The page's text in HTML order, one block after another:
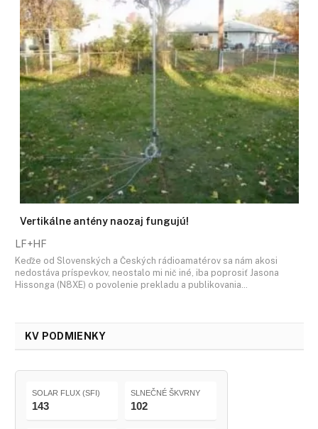
Vertikálne antény naozaj fungujú!
LF+HF
Keďže od Slovenských a Českých rádioamatérov sa nám akosi
nedostáva príspevkov, neostalo mi nič iné, iba poprosiť Jasona
Hissonga (N8XE) o povolenie prekladu a publikovania…
KV PODMIENKY
SOLAR FLUX (SFI)
143
SLNEČNÉ ŠKVRNY
102